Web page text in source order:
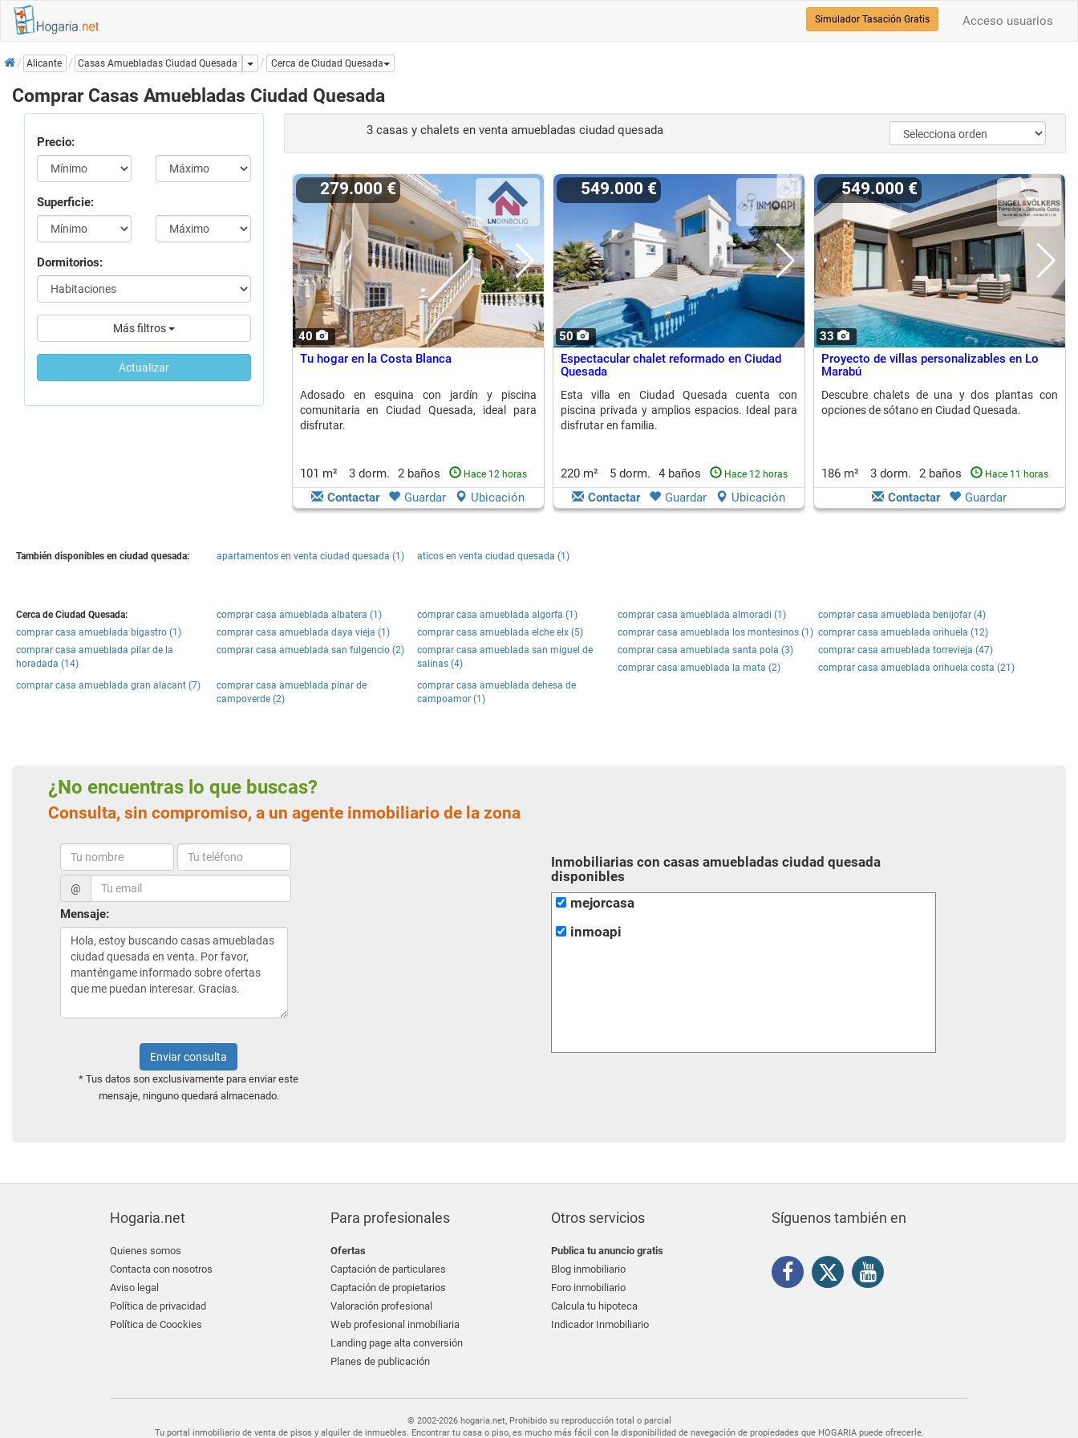
Acceso usuarios
Simulador Tasación Gratis
InicioAlicante Casas Amuebladas Ciudad Quesada Dropdown
Cerca de Ciudad Quesada
Comprar Casas Amuebladas Ciudad Quesada
Precio:
Superficie:
Dormitorios:
Más filtros
Actualizar
3 casas y chalets en venta amuebladas ciudad quesada
40
279.000 €
Tu hogar en la Costa Blanca
Adosado en esquina con jardín y piscina
comunitaria en Ciudad Quesada, ideal para
disfrutar.
101 m² 3 dorm. 2 baños Hace 12 horas
Contactar Guardar Ubicación
50
549.000 €
Espectacular chalet reformado en Ciudad
Quesada
Esta villa en Ciudad Quesada cuenta con
piscina privada y amplios espacios. Ideal para
disfrutar en familia.
220 m² 5 dorm. 4 baños Hace 12 horas
Contactar Guardar Ubicación
33
549.000 €
Proyecto de villas personalizables en Lo
Marabú
Descubre chalets de una y dos plantas con
opciones de sótano en Ciudad Quesada.
186 m² 3 dorm. 2 baños Hace 11 horas
Contactar Guardar
También disponibles en ciudad quesada: apartamentos en venta ciudad quesada (1) aticos en venta ciudad quesada (1)
Cerca de Ciudad Quesada: comprar casa amueblada albatera (1) comprar casa amueblada algorfa (1) comprar casa amueblada almoradi (1)
comprar casa amueblada benijofar (4)
comprar casa amueblada bigastro (1)
comprar casa amueblada daya vieja (1) comprar casa amueblada elche elx (5) comprar casa amueblada los montesinos (1) comprar casa amueblada orihuela (12)
comprar casa amueblada pilar de la
horadada (14)
comprar casa amueblada san fulgencio (2)
comprar casa amueblada san miguel de
salinas (4)
comprar casa amueblada santa pola (3)
comprar casa amueblada torrevieja (47)
comprar casa amueblada la mata (2)
comprar casa amueblada orihuela costa (21)
comprar casa amueblada gran alacant (7)
comprar casa amueblada pinar de
campoverde (2)
comprar casa amueblada dehesa de
campoamor (1)
¿No encuentras lo que buscas?
Consulta, sin compromiso, a un agente inmobiliario de la zona
@
Mensaje:
Enviar consulta
* Tus datos son exclusivamente para enviar este
mensaje, ninguno quedará almacenado.
Inmobiliarias con casas amuebladas ciudad quesada
disponibles
mejorcasa
inmoapi
Hogaria.net
Quienes somos
Contacta con nosotros
Aviso legal
Política de privacidad
Política de Coockies
Para profesionales
Ofertas
Captación de particulares
Captación de propietarios
Valoración profesional
Web profesional inmobiliaria
Landing page alta conversión
Planes de publicación
Otros servicios
Publica tu anuncio gratis
Blog inmobiliario
Foro inmobiliario
Calcula tu hipoteca
Indicador Inmobiliario
Síguenos también en
© 2002-2026 hogaria.net, Prohibido su reproducción total o parcial
Tu portal inmobiliario de venta de pisos y alquiler de inmuebles. Encontrar tu casa o piso, es mucho más fácil con la disponibilidad de navegación de propiedades que HOGARIA puede ofrecerle.